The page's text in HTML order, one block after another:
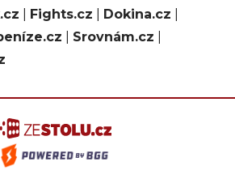
Fights.cz Dokina.cz
Srovnám.cz